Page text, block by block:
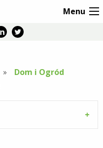
Menu
Dom i Ogród